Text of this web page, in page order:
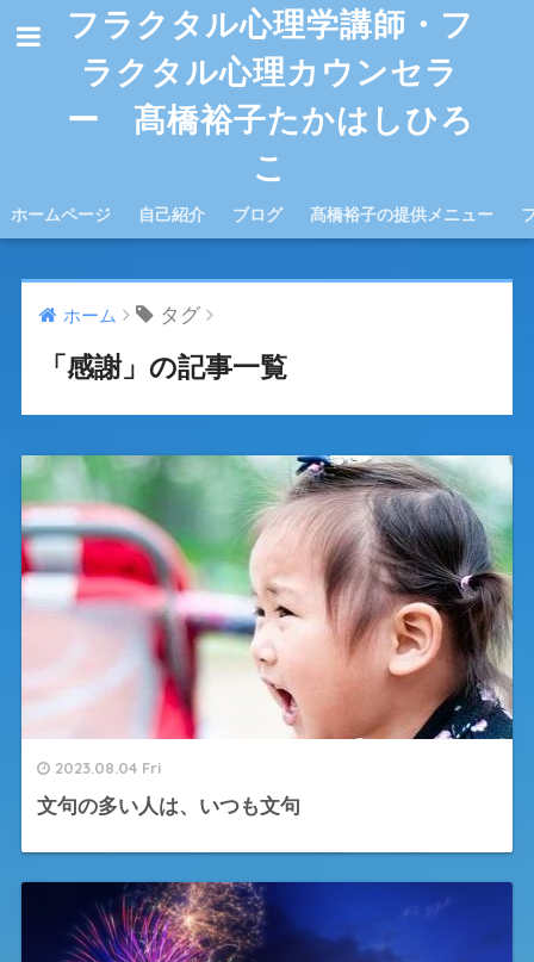
フラクタル心理学講師・フ
ラクタル心理カウンセラ
ー 髙橋裕子たかはしひろ
こ
ホームページ 自己紹介 ブログ 髙橋裕子の提供メニュー
ホーム タグ
「感謝」の記事一覧
2023.08.04 Fri
文句の多い人は、いつも文句